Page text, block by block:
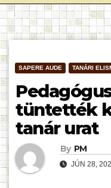
SAPERE AUDE TANÁRI
tüntették
tanár urat
By PM
JÚN 28,